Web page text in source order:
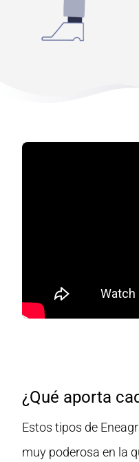
¿Qué aporta
Estos tipos de
muy poderosa en la